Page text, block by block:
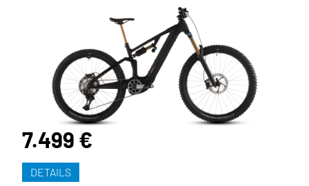
7.499 €
DETAILS